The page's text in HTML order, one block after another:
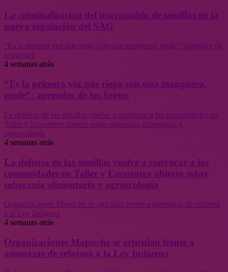
La criminalización del intercambio de semillas en la
nueva regulación del SAG
“Es la primera vez que riego con una manguera, profe”: aprender de
los brotes
4 semanas atrás
“Es la primera vez que riego con una manguera,
profe”: aprender de los brotes
La defensa de las semillas vuelve a convocar a las comunidades en
Taller y Encuentro abierto sobre soberanía alimentaria y
agroecología
4 semanas atrás
La defensa de las semillas vuelve a convocar a las
comunidades en Taller y Encuentro abierto sobre
soberanía alimentaria y agroecología
Organizaciones Mapuche se articulan frente a amenazas de reforma
a la Ley Indígena
4 semanas atrás
Organizaciones Mapuche se articulan frente a
amenazas de reforma a la Ley Indígena